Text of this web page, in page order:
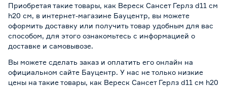
Приобретая такие товары, как Вереск Сансет Герлз d11 см
h20 см, в интернет-магазине Бауцентр, вы можете
оформить доставку или получить товар удобным для вас
способом, для этого ознакомьтесь с информацией о
доставке и самовывозе.
Вы можете сделать заказ и оплатить его онлайн на
официальном сайте Бауцентр. У нас не только низкие
цены на такие товары, как Вереск Сансет Герлз d11 см h20